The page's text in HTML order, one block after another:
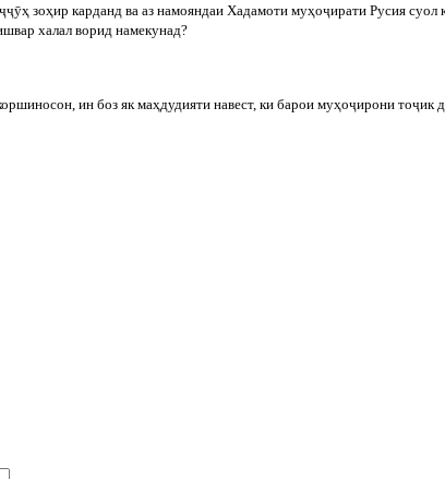
ҷҷӯҳ зоҳир карданд ва аз намояндаи Хадамоти муҳоҷирати Русия суол
халал ворид намекунад?
ин боз як маҳдудияти навест, ки барои муҳоҷирони тоҷик